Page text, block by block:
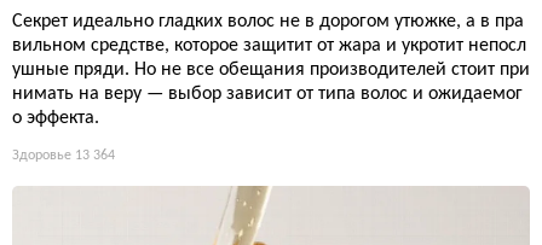
Секрет идеально гладких волос не в дорогом утюжке, а в пра
вильном средстве, которое защитит от жара и укротит непосл
ушные пряди. Но не все обещания производителей стоит при
нимать на веру — выбор зависит от типа волос и ожидаемог
о эффекта.
Здоровье 13 364